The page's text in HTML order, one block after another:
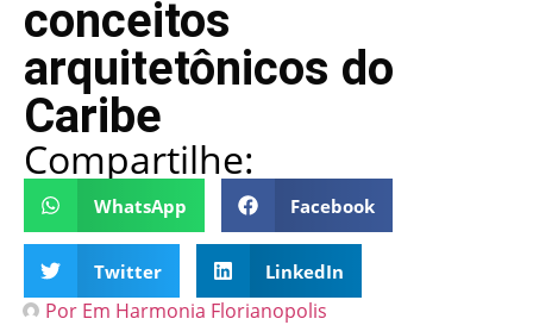
conceitos
arquitetônicos do
Caribe
Compartilhe:
WhatsApp Facebook
Twitter LinkedIn
Por Em Harmonia Florianopolis